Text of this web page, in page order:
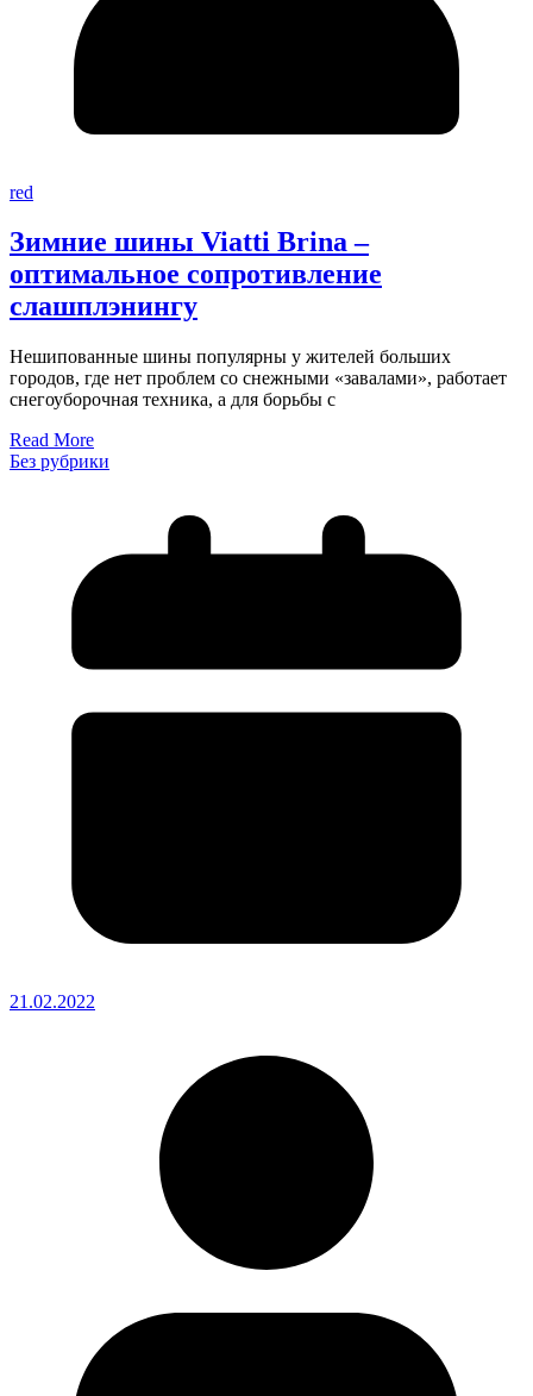
red
Зимние шины Viatti Brina –
оптимальное сопротивление
слашплэнингу
Нешипованные шины популярны у жителей больших
городов, где нет проблем со снежными «завалами», работает
снегоуборочная техника, а для борьбы с
Read More
Без рубрики
21.02.2022